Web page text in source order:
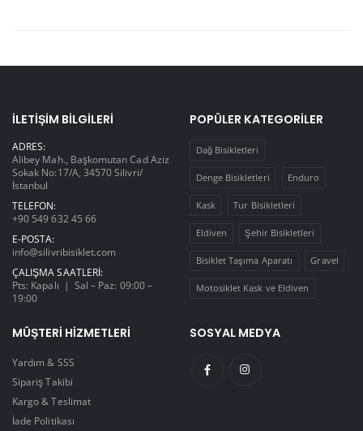
İLETIŞIM BILGILERI
ADRES:
Alibey Mah., Başkomutan Cad Aziz
Sokak No:17/A, 34570 Silivri/
İstanbul
TELEFON:
+90 549 632 45 66
E-POSTA:
info@silivribisiklet.com
ÇALIŞMA SAATLERI:
Pts: Kapalı | Sal – Paz: 09:00 –
19:00
POPÜLER KATEGORILER
Dağ Bisikletleri
Denge Bisikletleri Enduro
Kask Tur Bisikletleri
Eldiven Şehir Bisikletleri
Bisiklet Taşıma Aparatı Gravel
Motosiklet Kask ve Eldiven
MÜŞTERI HIZMETLERI
Yardım & SSS
Sipariş Takibi
Kargo & Teslimat
İade Politikası
SOSYAL MEDYA